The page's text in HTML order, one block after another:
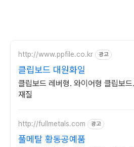
http://www.ppfile.co.kr 광고
클립보드 대원화일
클립보드 레버형. 와이어형 클립보
재질
http://fullmetals.com 광고
풀메탈 황동공예품